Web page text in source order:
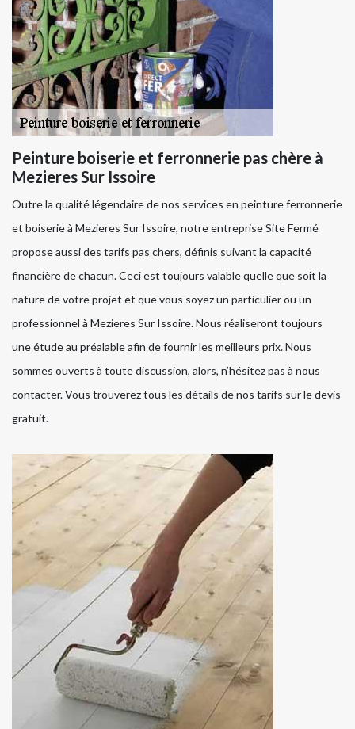
Peinture boiserie et ferronnerie pas chère à
Mezieres Sur Issoire
Outre la qualité légendaire de nos services en peinture ferronnerie
et boiserie à Mezieres Sur Issoire, notre entreprise Site Fermé
propose aussi des tarifs pas chers, définis suivant la capacité
financière de chacun. Ceci est toujours valable quelle que soit la
nature de votre projet et que vous soyez un particulier ou un
professionnel à Mezieres Sur Issoire. Nous réaliseront toujours
une étude au préalable afin de fournir les meilleurs prix. Nous
sommes ouverts à toute discussion, alors, n’hésitez pas à nous
contacter. Vous trouverez tous les détails de nos tarifs sur le devis
gratuit.